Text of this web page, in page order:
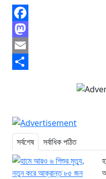
Facebook
Mastodon
Email
সর্বশেষ
সর্বাধিক পঠিত